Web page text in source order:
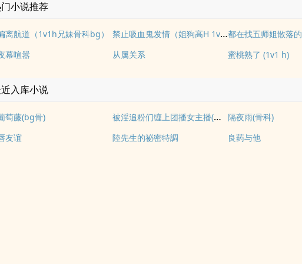
小说推荐
离航道（1v1h兄妹骨科bg） 禁止吸血鬼发情（姐狗高H 1v1）都在找五师姐散落
幕喧嚣
从属关系 蜜桃熟了 (1v1 h)
入库小说
萄藤(bg骨) 被淫追粉们缠上团播女主播(露出NPH)
隔夜雨(骨科)
友谊
陸先生的祕密特調 良药与他